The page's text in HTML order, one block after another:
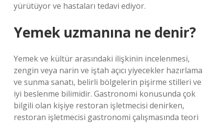
yürütüyor ve hastaları tedavi ediyor.
Yemek uzmanına ne denir?
Yemek ve kültür arasındaki ilişkinin incelenmesi,
zengin veya narin ve iştah açıcı yiyecekler hazırlama
ve sunma sanatı, belirli bölgelerin pişirme stilleri ve
iyi beslenme bilimidir. Gastronomi konusunda çok
bilgili olan kişiye restoran işletmecisi denirken,
restoran işletmecisi gastronomi çalışmasında teori